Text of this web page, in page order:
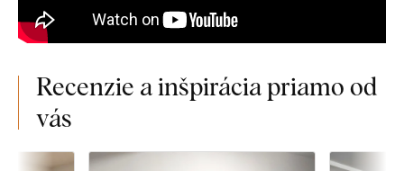
Recenzie a inšpirácia priamo od
vás